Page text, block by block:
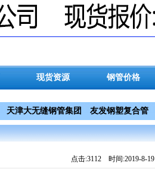
现货资源 钢管价格
天津大无缝钢管集团 友发钢塑复合管
点击:3112 时间:2019-8-19